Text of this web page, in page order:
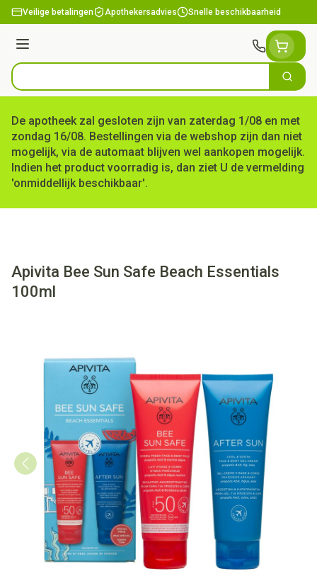
Ga naar de inhoud
Veilige betalingen Apothekersadvies Snelle beschikbaarheid
Menu
Product, merk, categorie... Zoek
De apotheek zal gesloten zijn van zaterdag 1/08 en met
zondag 16/08. Bestellingen via de webshop zijn dan niet
mogelijk, via de automaat blijven wel aankopen mogelijk.
Indien het product voorradig is, dan ziet U de vermelding
'onmiddellijk beschikbaar'.
Apivita Bee Sun Safe Beach Essentials
100ml